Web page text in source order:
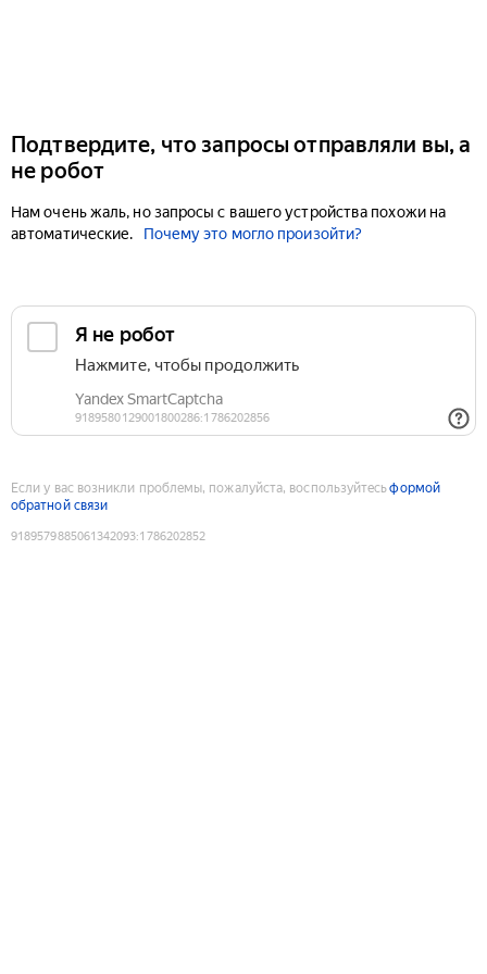
Подтвердите, что запросы отправляли вы, а
не робот
Нам очень жаль, но запросы с вашего устройства похожи на
автоматические.
Почему это могло произойти?
Если у вас возникли проблемы, пожалуйста, воспользуйтесьформой
обратной связи
9189579885061342093:1786202852